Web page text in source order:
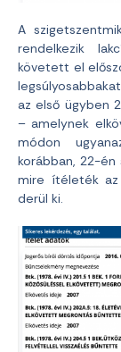
A
rendelkezik
követett el
az első ügyben
– amelynek
módon
korábban, 22-
mire ítéleték az
derül ki.